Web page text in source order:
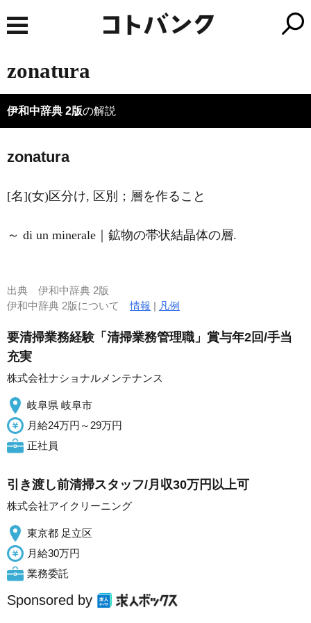
zonatura
伊和中辞典 2版の解説
zonatura
[名](女)区分け, 区別；層を作ること
～ di un minerale｜鉱物の帯状結晶体の層.
出典 伊和中辞典 2版
伊和中辞典 2版について情報 | 凡例
要清掃業務経験「清掃業務管理職」賞与年2回/手当
充実
株式会社ナショナルメンテナンス
岐阜県 岐阜市
月給24万円～29万円
正社員
引き渡し前清掃スタッフ/月収30万円以上可
株式会社アイクリーニング
東京都 足立区
月給30万円
業務委託
Sponsored by